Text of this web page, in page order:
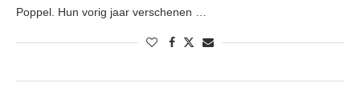
Poppel. Hun vorig jaar verschenen …